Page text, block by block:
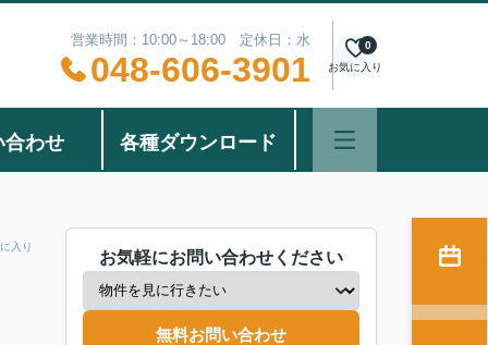
営業時間：10:00～18:00 定休日：水
048-606-3901 お気に入り
0
合わせ 各種ダウンロード
入り
お気軽にお問い合わせください
無料お問い合わせ